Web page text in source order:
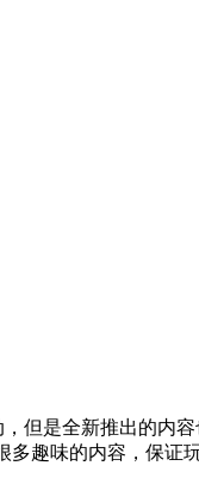
但是全新推出的内
趣味的内容，保证